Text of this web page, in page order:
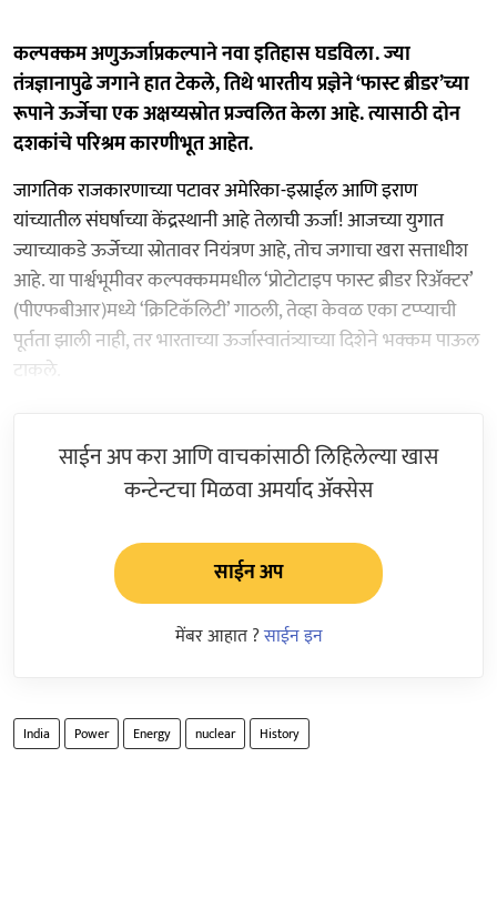
कल्पक्कम अणुऊर्जाप्रकल्पाने नवा इतिहास घडविला. ज्या
तंत्रज्ञानापुढे जगाने हात टेकले, तिथे भारतीय प्रज्ञेने ‘फास्ट ब्रीडर’च्या
रूपाने ऊर्जेचा एक अक्षय्यस्रोत प्रज्वलित केला आहे. त्यासाठी दोन
दशकांचे परिश्रम कारणीभूत आहेत.
जागतिक राजकारणाच्या पटावर अमेरिका-इस्राईल आणि इराण
यांच्यातील संघर्षाच्या केंद्रस्थानी आहे तेलाची ऊर्जा! आजच्या युगात
ज्याच्याकडे ऊर्जेच्या स्रोतावर नियंत्रण आहे, तोच जगाचा खरा सत्ताधीश
आहे. या पार्श्वभूमीवर कल्पक्कममधील ‘प्रोटोटाइप फास्ट ब्रीडर रिॲक्टर’
(पीएफबीआर)मध्ये ‘क्रिटिकॅलिटी’ गाठली, तेव्हा केवळ एका टप्प्याची
पूर्तता झाली नाही, तर भारताच्या ऊर्जास्वातंत्र्याच्या दिशेने भक्कम पाऊल
टाकले.
साईन अप करा आणि वाचकांसाठी लिहिलेल्या खास
कन्टेन्टचा मिळवा अमर्याद ॲक्सेस
साईन अप
मेंबर आहात ?साईन इन
India Power Energy nuclear History